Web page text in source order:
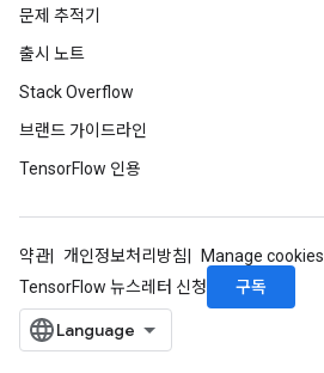
문제 추적기
출시 노트
Stack Overflow
브랜드 가이드라인
TensorFlow 인용
약관 개인정보처리방침
Manage cookies
TensorFlow 뉴스레터 신청
구독